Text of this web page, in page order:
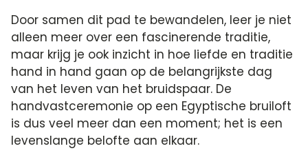
Door samen dit pad te bewandelen, leer je niet
alleen meer over een fascinerende traditie,
maar krijg je ook inzicht in hoe liefde en traditie
hand in hand gaan op de belangrijkste dag
van het leven van het bruidspaar. De
handvastceremonie op een Egyptische bruiloft
is dus veel meer dan een moment; het is een
levenslange belofte aan elkaar.